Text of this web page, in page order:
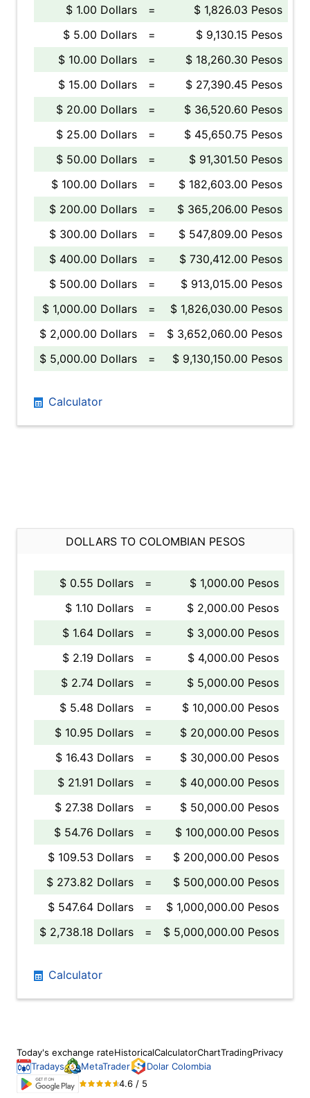
$ 1.00 Dollars =
$ 1,826.03 Pesos
$ 5.00 Dollars
=
$ 9,130.15 Pesos
$ 10.00 Dollars
=
$ 18,260.30 Pesos
$ 15.00 Dollars
=
$ 27,390.45 Pesos
$ 20.00 Dollars
=
$ 36,520.60 Pesos
$ 25.00 Dollars
=
$ 45,650.75 Pesos
$ 50.00 Dollars
=
$ 91,301.50 Pesos
$ 100.00 Dollars
=
$ 182,603.00 Pesos
$ 200.00 Dollars
=
$ 365,206.00 Pesos
$ 300.00 Dollars
=
$ 547,809.00 Pesos
$ 400.00 Dollars
=
$ 730,412.00 Pesos
$ 500.00 Dollars
=
$ 913,015.00 Pesos
$ 1,000.00 Dollars
=
$ 1,826,030.00 Pesos
$ 2,000.00 Dollars
=
$ 3,652,060.00 Pesos
$ 5,000.00 Dollars
= $ 9,130,150.00 Pesos
Calculator
DOLLARS TO COLOMBIAN PESOS
$ 0.55 Dollars =
$ 1,000.00 Pesos
$ 1.10 Dollars
=
$ 2,000.00 Pesos
$ 1.64 Dollars
=
$ 3,000.00 Pesos
$ 2.19 Dollars
=
$ 4,000.00 Pesos
$ 2.74 Dollars
=
$ 5,000.00 Pesos
$ 5.48 Dollars
=
$ 10,000.00 Pesos
$ 10.95 Dollars
=
$ 20,000.00 Pesos
$ 16.43 Dollars
=
$ 30,000.00 Pesos
$ 21.91 Dollars
=
$ 40,000.00 Pesos
$ 27.38 Dollars
=
$ 50,000.00 Pesos
$ 54.76 Dollars
=
$ 100,000.00 Pesos
$ 109.53 Dollars
=
$ 200,000.00 Pesos
$ 273.82 Dollars
=
$ 500,000.00 Pesos
$ 547.64 Dollars
=
$ 1,000,000.00 Pesos
$ 2,738.18 Dollars
= $ 5,000,000.00 Pesos
Calculator
Today's exchange rateHistoricalCalculatorChartTradingPrivacy
Tradays
MetaTrader
Dolar Colombia
4.6 / 5